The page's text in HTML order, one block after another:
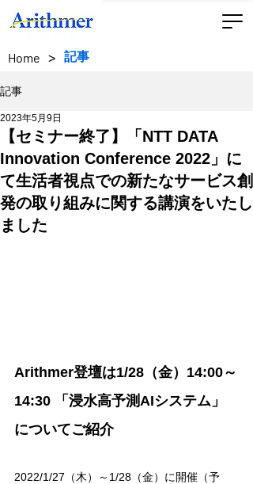
Home > 記事
記事
【セミナー終了】「NTT DATA
Innovation Conference 2022」に
て生活者視点での新たなサービス創
発の取り組みに関する講演をいたし
ました
2023年5月9日
Arithmer登壇は1/28（金）14:00～
14:30 「浸水高予測AIシステム」
についてご紹介
2022/1/27（木）～1/28（金）に開催（予